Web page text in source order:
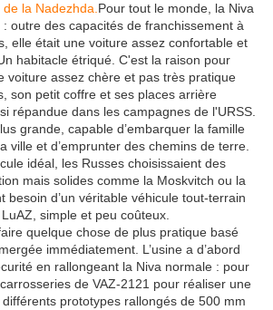
Pour tout le monde, la Niva
outre des capacités de franchissement à
elle était une voiture assez confortable et
habitacle étriqué. C'est la raison pour
voiture assez chère et pas très pratique
son petit coffre et ses places arrière
répandue dans les campagnes de l'URSS.
grande, capable d’embarquer la famille
ville et d’emprunter des chemins de terre.
idéal, les Russes choisissaient des
mais solides comme la Moskvitch ou la
besoin d’un véritable véhicule tout-terrain
simple et peu coûteux.
quelque chose de plus pratique basé
immédiatement. L’usine a d’abord
en rallongeant la Niva normale : pour
de VAZ-2121 pour réaliser une
prototypes rallongés de 500 mm